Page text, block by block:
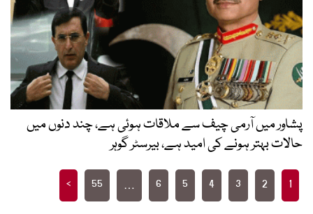
پشاور میں آرمی چیف سے ملاقات ہوئی ہے، چند دنوں میں
حالات بہتر ہونے کی امید ہے، بیرسٹر گوہر
Posts
pagination
1
2
3
4
5
6
…
55
>